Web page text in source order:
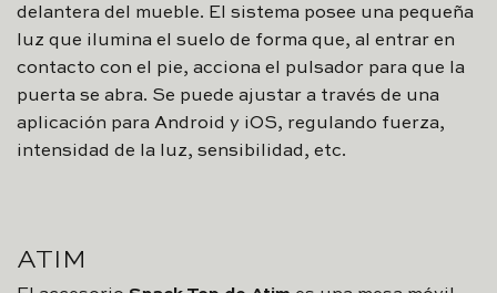
delantera del mueble. El sistema posee una pequeña
luz que ilumina el suelo de forma que, al entrar en
contacto con el pie, acciona el pulsador para que la
puerta se abra. Se puede ajustar a través de una
aplicación para Android y iOS, regulando fuerza,
intensidad de la luz, sensibilidad, etc.
ATIM